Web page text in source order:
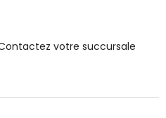
votre succursale